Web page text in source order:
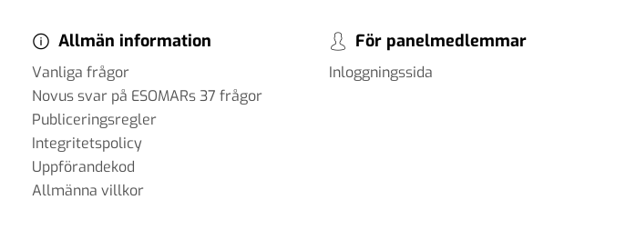
Allmän information
Vanliga frågor
Novus svar på ESOMARs 37 frågor
Publiceringsregler
Integritetspolicy
Uppförandekod
Allmänna villkor
För panelmedlemmar
Inloggningssida